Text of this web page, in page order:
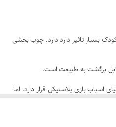
هر محصول را بررسی کنید. ثبت
بسیار تاثیر دارد دارد. چوب بخشی
برگشت به طبیعت است.
اسباب بازی پلاستیکی قرار دارد. اما